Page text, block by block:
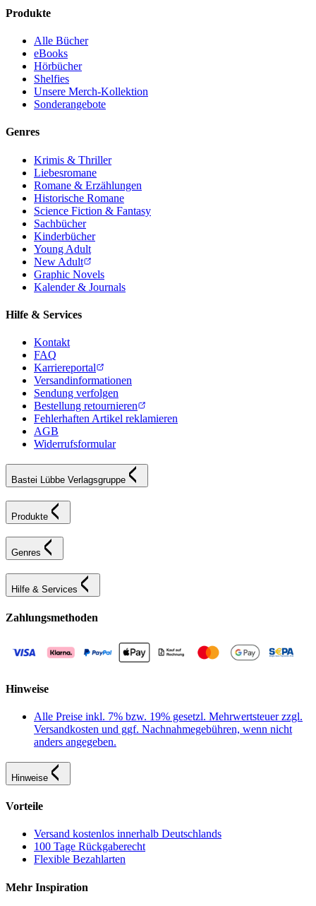
Produkte
Alle Bücher
eBooks
Hörbücher
Shelfies
Unsere Merch-Kollektion
Sonderangebote
Genres
Krimis & Thriller
Liebesromane
Romane & Erzählungen
Historische Romane
Science Fiction & Fantasy
Sachbücher
Kinderbücher
Young Adult
New Adult
Graphic Novels
Kalender & Journals
Hilfe & Services
Kontakt
FAQ
Karriereportal
Versandinformationen
Sendung verfolgen
Bestellung retournieren
Fehlerhaften Artikel reklamieren
AGB
Widerrufsformular
Bastei Lübbe Verlagsgruppe
Produkte
Genres
Hilfe & Services
Zahlungsmethoden
Hinweise
Alle Preise inkl. 7% bzw. 19% gesetzl. Mehrwertsteuer zzgl.
Versandkosten und ggf. Nachnahmegebühren, wenn nicht
anders angegeben.
Hinweise
Vorteile
Versand kostenlos innerhalb Deutschlands
100 Tage Rückgaberecht
Flexible Bezahlarten
Mehr Inspiration